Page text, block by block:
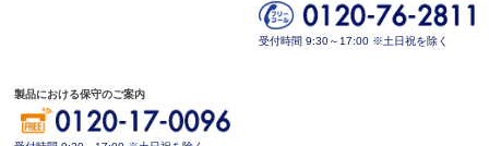
受付時間 9:30～17:00 ※土日祝を除く
製品における保守のご案内